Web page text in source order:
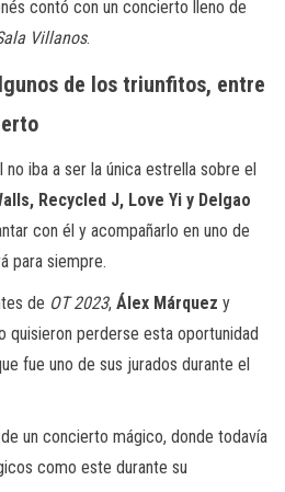
contó con un concierto lleno de
Villanos.
de los triunfitos, entre
no iba a ser la única estrella sobre el
Recycled J, Love Yi y Delgao
con él y acompañarlo en uno de
para siempre.
de OT 2023, Álex Márquez y
quisieron perderse esta oportunidad
fue uno de sus jurados durante el
un concierto mágico, donde todavía
como este durante su